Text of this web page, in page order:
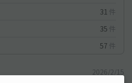
31 件
35 件
57 件
2026/2/15